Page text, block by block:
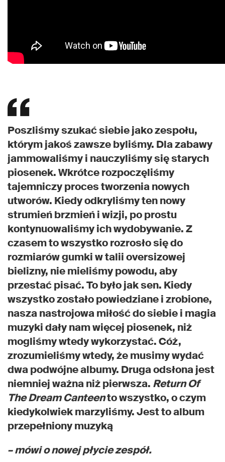
Poszliśmy szukać siebie jako zespołu,
którym jakoś zawsze byliśmy. Dla zabawy
jammowaliśmy i nauczyliśmy się starych
piosenek. Wkrótce rozpoczęliśmy
tajemniczy proces tworzenia nowych
utworów. Kiedy odkryliśmy ten nowy
strumień brzmień i wizji, po prostu
kontynuowaliśmy ich wydobywanie. Z
czasem to wszystko rozrosło się do
rozmiarów gumki w talii oversizowej
bielizny, nie mieliśmy powodu, aby
przestać pisać. To było jak sen. Kiedy
wszystko zostało powiedziane i zrobione,
nasza nastrojowa miłość do siebie i magia
muzyki dały nam więcej piosenek, niż
mogliśmy wtedy wykorzystać. Cóż,
zrozumieliśmy wtedy, że musimy wydać
dwa podwójne albumy. Druga odsłona jest
niemniej ważna niż pierwsza. Return Of
The Dream Canteento wszystko, o czym
kiedykolwiek marzyliśmy. Jest to album
przepełniony muzyką
– mówi o nowej płycie zespół.